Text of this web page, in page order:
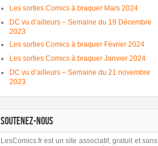
Les sorties Comics à braquer Mars 2024
DC vu d’ailleurs – Semaine du 19 Décembre
2023
Les sorties Comics à braquer Février 2024
Les sorties Comics à braquer Janvier 2024
DC vu d’ailleurs – Semaine du 21 novembre
2023
SOUTENEZ-NOUS
LesComics.fr est un site associatif, gratuit et sans